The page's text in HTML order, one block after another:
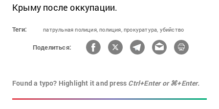
Крыму после оккупации.
Теги: патрульная полиция, полиция, прокуратура, убийство
Поделиться:
Found a typo? Highlight it and press Ctrl+Enter or ⌘+Enter.